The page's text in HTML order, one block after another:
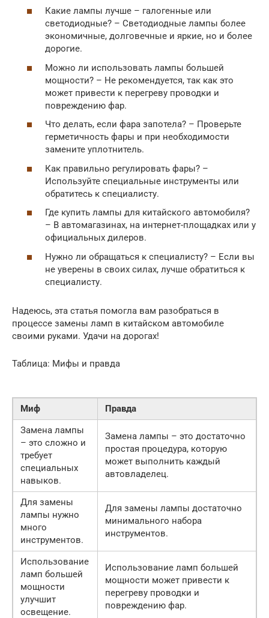
Какие лампы лучше – галогенные или
светодиодные? – Светодиодные лампы более
экономичные, долговечные и яркие, но и более
дорогие.
Можно ли использовать лампы большей
мощности? – Не рекомендуется, так как это
может привести к перегреву проводки и
повреждению фар.
Что делать, если фара запотела? – Проверьте
герметичность фары и при необходимости
замените уплотнитель.
Как правильно регулировать фары? –
Используйте специальные инструменты или
обратитесь к специалисту.
Где купить лампы для китайского автомобиля?
– В автомагазинах, на интернет-площадках или у
официальных дилеров.
Нужно ли обращаться к специалисту? – Если вы
не уверены в своих силах, лучше обратиться к
специалисту.
Надеюсь, эта статья помогла вам разобраться в
процессе замены ламп в китайском автомобиле
своими руками. Удачи на дорогах!
Таблица: Мифы и правда
Миф
Правда
Замена лампы
– это сложно и
требует
специальных
навыков.
Замена лампы – это достаточно
простая процедура, которую
может выполнить каждый
автовладелец.
Для замены
лампы нужно
много
инструментов.
Для замены лампы достаточно
минимального набора
инструментов.
Использование
ламп большей
мощности
улучшит
освещение.
Использование ламп большей
мощности может привести к
перегреву проводки и
повреждению фар.